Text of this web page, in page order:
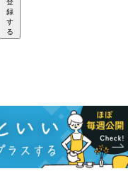
登
録
す
る